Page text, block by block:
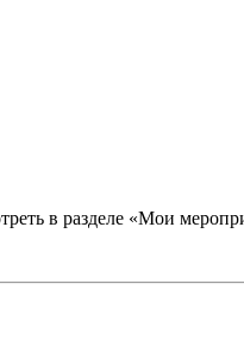
в разделе «Мои